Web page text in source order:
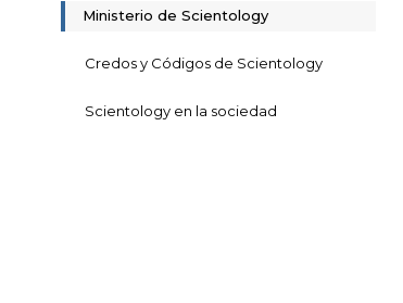
Ministerio de Scientology
Credos y Códigos de Scientology
Scientology en la sociedad